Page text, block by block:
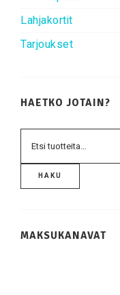
Lahjakortit
Tarjoukset
HAETKO JOTAIN?
HAKU
MAKSUKANAVAT